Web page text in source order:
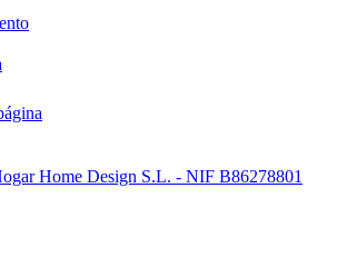
Home Design S.L. - NIF B86278801